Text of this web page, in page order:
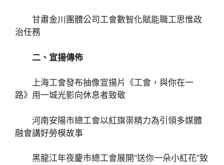
甘肅金川團體公司工會數智化賦能職工思惟政
治任務
二、宣揚傳佈
上海工會發布抽像宣揚片《工會，與你在一
路》用一城光影向休息者致敬
河南安陽市總工會以紅旗渠精力為引領多媒體
融會講好勞模故事
黑龍江年夜慶市總工會展開“送你一朵小紅花”致